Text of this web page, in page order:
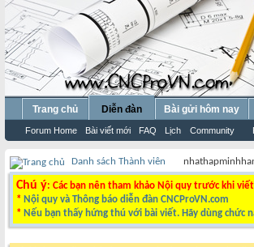
Trang chủ Diễn đàn
Forum Home Bài viết mới FAQ Lịch Community
Bài gửi hôm nay
Danh sách Thành viên
Chú ý: Các bạn nên tham khảo Nội quy trước khi
* Nội quy và Thông báo diễn đàn CNCProVN.com
* Nếu bạn thấy hứng thú với bài viết. Hãy dùng chức